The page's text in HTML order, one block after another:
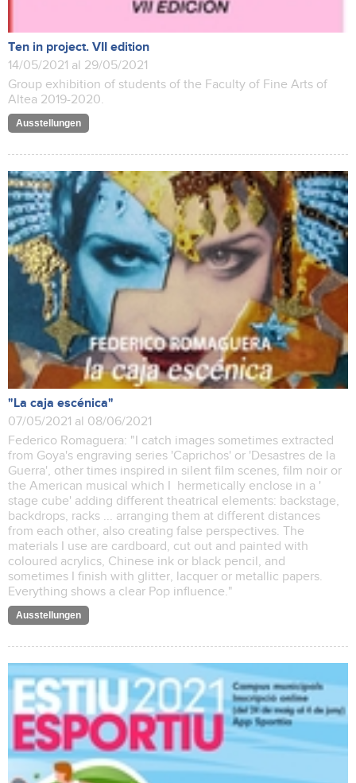
Ten in project. VII edition
14/05/2021 al 29/05/2021
Group exhibition of students of the Faculty of Fine Arts of
Altea 2019-2020.
Ausstellungen
"La caja escénica"
07/05/2021 al 08/06/2021
Federico Romaguera: "I catch images sometimes extracted
from Goya's engraving series 'Caprichos' or 'Desastres de la
Guerra', other times inspired in silent film scenes, film noir or
the American musical which I hermetically enclose in a '
stage cube' adding different theatrical elements: backstage,
backdrops, racks ... arranging them at different distances
from each other, also creating false perspectives. The
materials I use are cardboard, cut out and painted with
coloured acrylics, Chinese ink or black pencil, and
sometimes I finish with glitter, lacquer or metallic papers.
Everything shows a clear Pop influence."
Ausstellungen